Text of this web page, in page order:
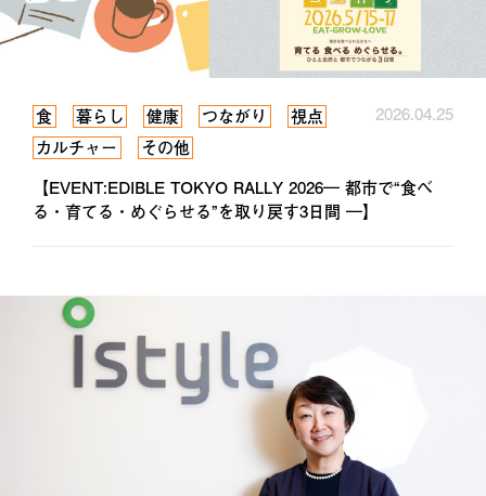
食 暮らし 健康 つながり
視点
カルチャー
その他
2026.04.25
【EVENT:EDIBLE TOKYO RALLY 2026― 都市で“食べ
る・育てる・めぐらせる”を取り戻す3日間 ―】